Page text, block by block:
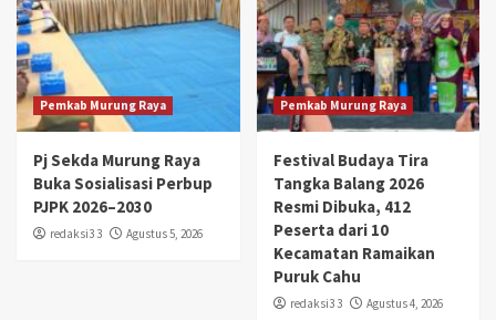
Pemkab Murung Raya
Pj Sekda Murung Raya
Buka Sosialisasi Perbup
PJPK 2026–2030
redaksi3 3 Agustus 5, 2026
Pemkab Murung Raya
Festival Budaya Tira
Tangka Balang 2026
Resmi Dibuka, 412
Peserta dari 10
Kecamatan Ramaikan
Puruk Cahu
redaksi3 3 Agustus 4, 2026